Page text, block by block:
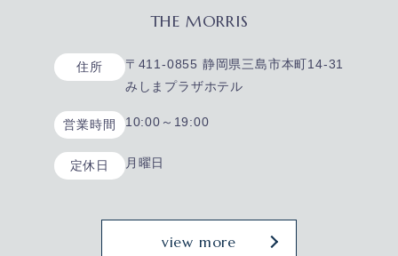
THE MORRIS
住所
〒411-0855 静岡県三島市本町14-31
みしまプラザホテル
営業時間 10:00～19:00
定休日 月曜日
view more